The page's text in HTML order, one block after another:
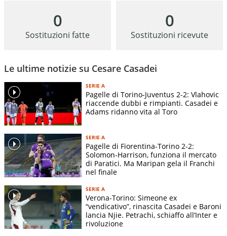
0
Sostituzioni fatte
0
Sostituzioni ricevute
Le ultime notizie su Cesare Casadei
SERIE A
Pagelle di Torino-Juventus 2-2: Vlahovic
riaccende dubbi e rimpianti. Casadei e
Adams ridanno vita al Toro
SERIE A
Pagelle di Fiorentina-Torino 2-2:
Solomon-Harrison, funziona il mercato
di Paratici. Ma Maripan gela il Franchi
nel finale
SERIE A
Verona-Torino: Simeone ex
“vendicativo”, rinascita Casadei e Baroni
lancia Njie. Petrachi, schiaffo all’Inter e
rivoluzione